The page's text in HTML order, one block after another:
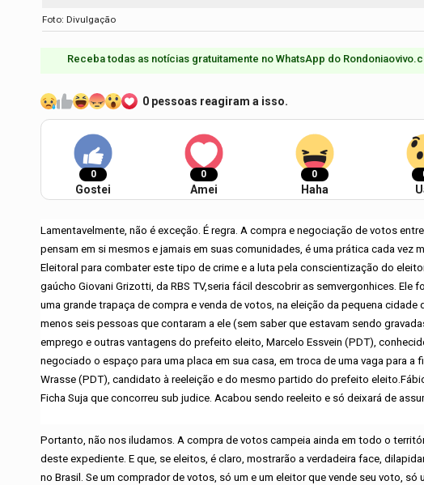
Foto: Divulgação
Receba todas as notícias gratuitamente no WhatsApp do
0 pessoas reagiram a isso.
0
Gostei
0
Amei
0
Haha
Lamentavelmente, não é exceção. É regra. A compra e negociação de votos
pensam em si mesmos e jamais em suas comunidades, é uma prática cada vez
Eleitoral para combater este tipo de crime e a luta pela conscientização do
gaúcho Giovani Grizotti, da RBS TV,seria fácil descobrir as semvergonhices. Ele
uma grande trapaça de compra e venda de votos, na eleição da pequena
menos seis pessoas que contaram a ele (sem saber que estavam sendo
emprego e outras vantagens do prefeito eleito, Marcelo Essvein (PDT),
negociado o espaço para uma placa em sua casa, em troca de uma vaga para
Wrasse (PDT), candidato à reeleição e do mesmo partido do prefeito
Ficha Suja que concorreu sub judice. Acabou sendo reeleito e só deixará de
Portanto, não nos iludamos. A compra de votos campeia ainda em todo o
deste expediente. E que, se eleitos, é claro, mostrarão a verdadeira face,
no Brasil. Se um comprador de votos, só um e um eleitor que vende seu voto,